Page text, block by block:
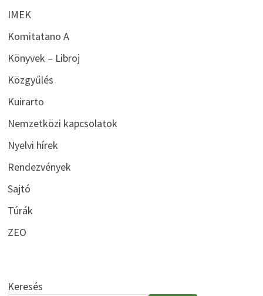
IMEK
Komitatano A
Könyvek – Libroj
Közgyűlés
Kuirarto
Nemzetközi kapcsolatok
Nyelvi hírek
Rendezvények
Sajtó
Túrák
ZEO
Keresés